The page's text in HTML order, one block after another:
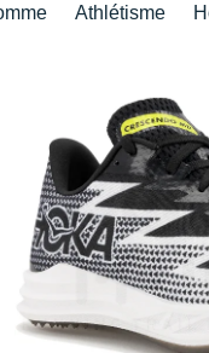
Athlétisme